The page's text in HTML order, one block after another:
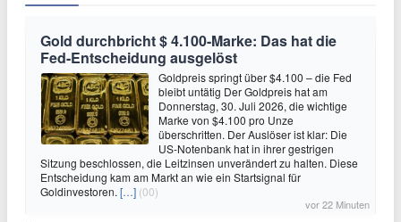
Gold durchbricht $ 4.100-Marke: Das hat die
Fed-Entscheidung ausgelöst
Goldpreis springt über $4.100 – die Fed
bleibt untätig Der Goldpreis hat am
Donnerstag, 30. Juli 2026, die wichtige
Marke von $4.100 pro Unze
überschritten. Der Auslöser ist klar: Die
US-Notenbank hat in ihrer gestrigen
Sitzung beschlossen, die Leitzinsen unverändert zu halten. Diese
Entscheidung kam am Markt an wie ein Startsignal für
Goldinvestoren. […] (00)
vor 22 Minuten